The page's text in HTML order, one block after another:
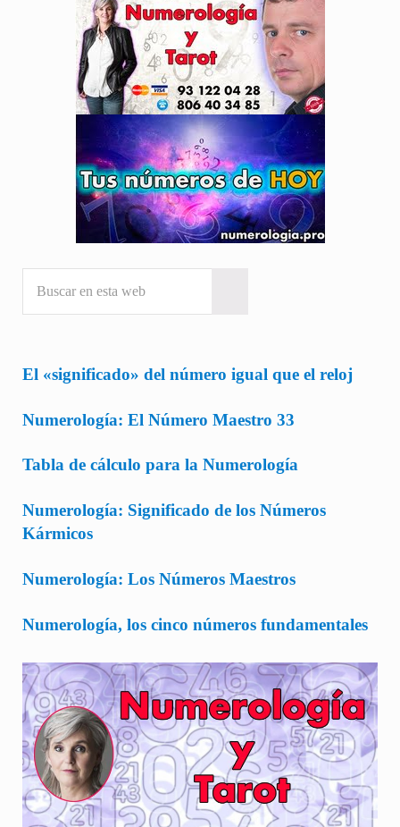
El «significado» del número igual que el reloj
Numerología: El Número Maestro 33
Tabla de cálculo para la Numerología
Numerología: Significado de los Números
Kármicos
Numerología: Los Números Maestros
Numerología, los cinco números fundamentales